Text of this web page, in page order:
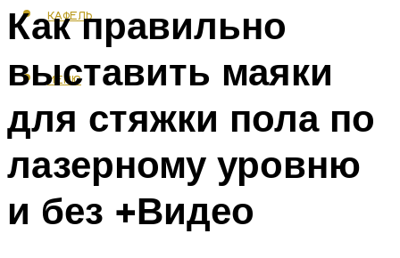
КАФЕЛЬ
МЕНЮ
Как правильно
выставить маяки
для стяжки пола по
лазерному уровню
и без +Видео